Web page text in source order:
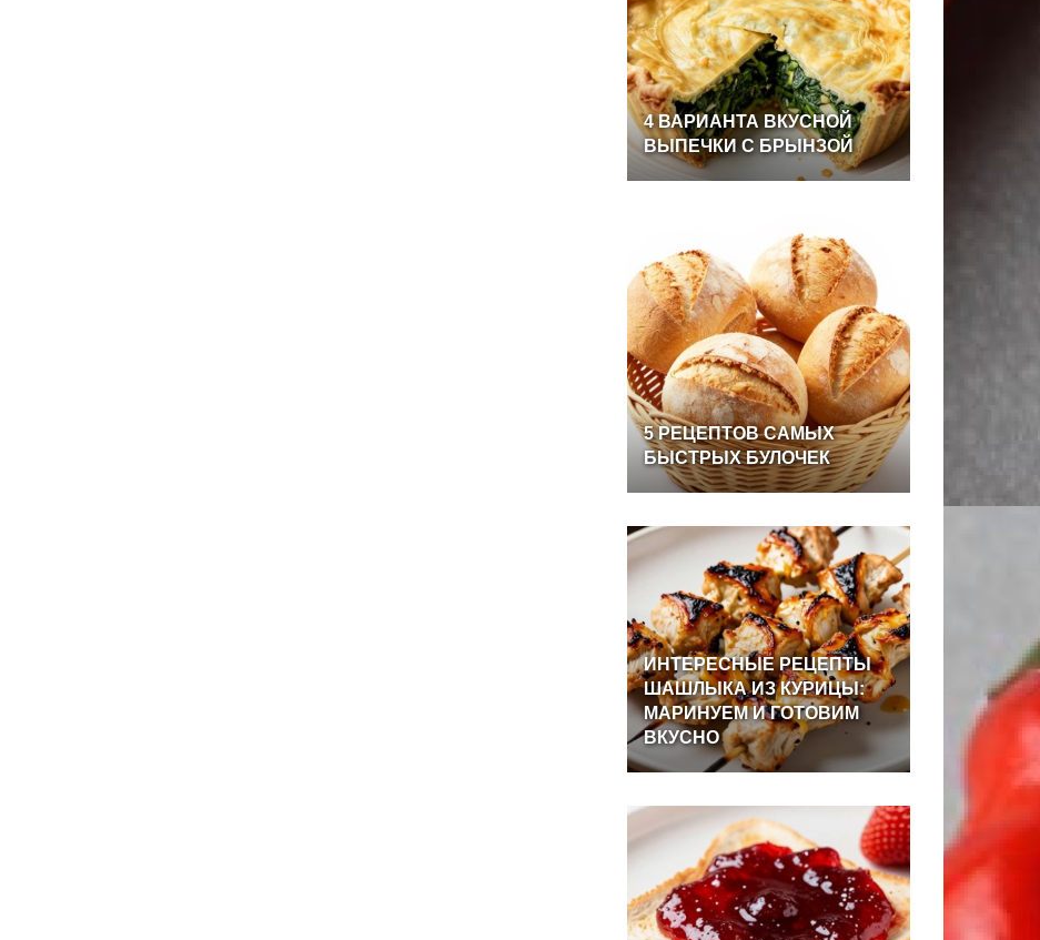
4ВАРИАНТА ВКУСНОЙ
ВЫПЕЧКИ С БРЫНЗОЙ
5РЕЦЕПТОВСАМЫХ
БЫСТРЫХБУЛОЧЕК
ИНТЕРЕСНЫЕРЕЦЕПТЫ
ШАШЛЫКАИЗКУРИЦЫ:
МАРИНУЕМИГОТОВИМ
ВКУСНО